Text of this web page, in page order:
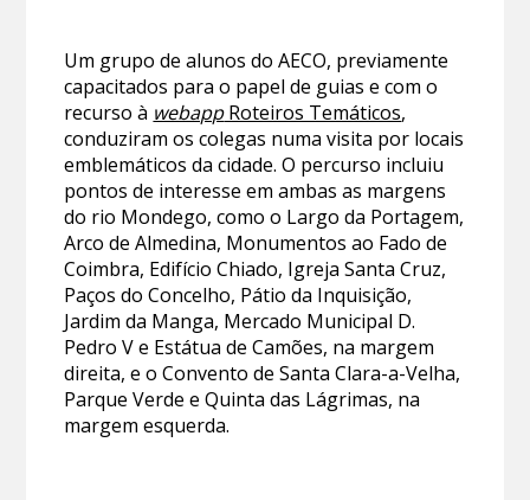
Um grupo de alunos do AECO, previamente
capacitados para o papel de guias e com o
recurso à webappRoteiros Temáticos,
conduziram os colegas numa visita por locais
emblemáticos da cidade. O percurso incluiu
pontos de interesse em ambas as margens
do rio Mondego, como o Largo da Portagem,
Arco de Almedina, Monumentos ao Fado de
Coimbra, Edifício Chiado, Igreja Santa Cruz,
Paços do Concelho, Pátio da Inquisição,
Jardim da Manga, Mercado Municipal D.
Pedro V e Estátua de Camões, na margem
direita, e o Convento de Santa Clara-a-Velha,
Parque Verde e Quinta das Lágrimas, na
margem esquerda.